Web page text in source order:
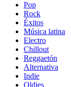
Pop
Rock
Éxitos
Música latina
Electro
Chillout
Reggaetón
Alternativa
Indie
Oldies